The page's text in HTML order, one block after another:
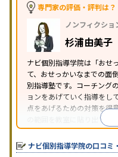
専門家の評価・評判は？
ノンフィクショ
杉浦由美子
ナビ個別指導学院は「おせ
て、おせっかいなまでの面
別指導塾です。コーチング
ョンをあげていく指導をし
点をあげるための対策を得
の範囲を教室に貼り出すな
オリジナルテキストを使用
せたテキストを使った「先
ナビ個別指導学院の口コミ